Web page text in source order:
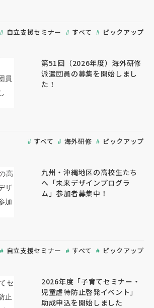
自立支援セミナー すべて ピックアップ
第51回（2026年度）海外研修
派遣団員の募集を開始しまし
た！
すべて 海外研修 ピックアップ
九州・沖縄地区の高校生たち
へ「未来デザインプログラ
ム」参加者募集中！
自立支援セミナー すべて ピックアップ
2026年度「子育てセミナー・
児童虐待防止啓発イベント」
助成申込を開始しました